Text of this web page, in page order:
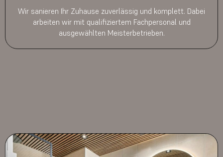
Wir sanieren Ihr Zuhause zuverlässig und komplett. Dabei
arbeiten wir mit qualifiziertem Fachpersonal und
ausgewählten Meisterbetrieben.